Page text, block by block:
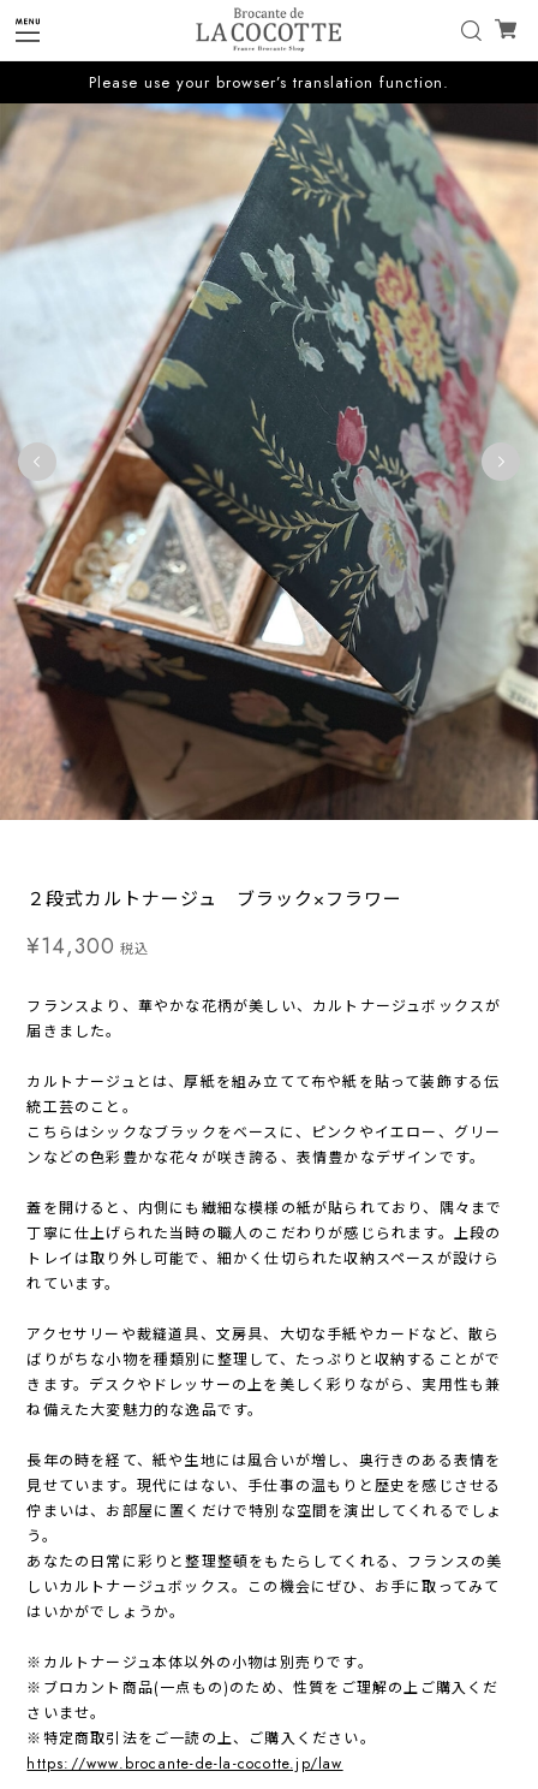
Please use your browser’s translation function.
２段式カルトナージュ ブラック×フラワー
¥14,300 税込
フランスより、華やかな花柄が美しい、カルトナージュボックスが
届きました。
カルトナージュとは、厚紙を組み立てて布や紙を貼って装飾する伝
統工芸のこと。
こちらはシックなブラックをベースに、ピンクやイエロー、グリー
ンなどの色彩豊かな花々が咲き誇る、表情豊かなデザインです。
蓋を開けると、内側にも繊細な模様の紙が貼られており、隅々まで
丁寧に仕上げられた当時の職人のこだわりが感じられます。上段の
トレイは取り外し可能で、細かく仕切られた収納スペースが設けら
れています。
アクセサリーや裁縫道具、文房具、大切な手紙やカードなど、散ら
ばりがちな小物を種類別に整理して、たっぷりと収納することがで
きます。デスクやドレッサーの上を美しく彩りながら、実用性も兼
ね備えた大変魅力的な逸品です。
長年の時を経て、紙や生地には風合いが増し、奥行きのある表情を
見せています。現代にはない、手仕事の温もりと歴史を感じさせる
佇まいは、お部屋に置くだけで特別な空間を演出してくれるでしょ
う。
あなたの日常に彩りと整理整頓をもたらしてくれる、フランスの美
しいカルトナージュボックス。この機会にぜひ、お手に取ってみて
はいかがでしょうか。
※カルトナージュ本体以外の小物は別売りです。
※ブロカント商品(一点もの)のため、性質をご理解の上ご購入くだ
さいませ。
※特定商取引法をご一読の上、ご購入ください。
https://www.brocante-de-la-cocotte.jp/law